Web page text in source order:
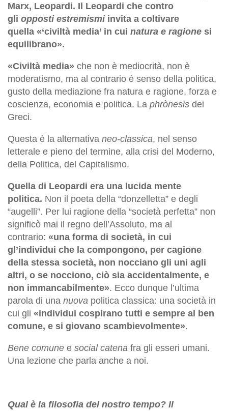
Marx, Leopardi. Il Leopardi che contro
gli opposti estremismiinvita a coltivare
quella «‘civiltà media’ in cui natura e ragione si
equilibrano».
«Civiltà media» che non è mediocrità, non è
moderatismo, ma al contrario è senso della politica,
gusto della mediazione fra natura e ragione, forza e
coscienza, economia e politica. La phrònesis dei
Greci.
Questa è la alternativa neo-classica, nel senso
letterale e pieno del termine, alla crisi del Moderno,
della Politica, del Capitalismo.
Quella di Leopardi era una lucida mente
politica. Non il poeta della “donzelletta” e degli
“augelli”. Per lui ragione della “società perfetta” non
significò mai il regno dell’Assoluto, ma al
contrario: «una forma di società, in cui
gl’individui che la compongono, per cagione
della stessa società, non nocciano gli uni agli
altri, o se nocciono, ciò sia accidentalmente, e
non immancabilmente». Ecco dunque l’ultima
parola di una nuova politica classica: una società in
cui gli «individui cospirano tutti e sempre al ben
comune, e si giovano scambievolmente».
Bene comune e social catena fra gli esseri umani.
Una lezione che parla anche a noi.
Qual è la filosofia del nostro tempo? Il